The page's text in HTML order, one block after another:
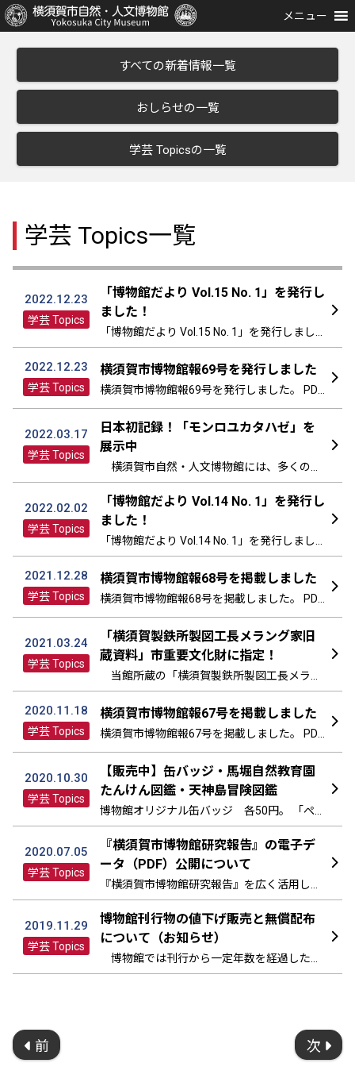
メニュー
すべての新着情報一覧
おしらせの一覧
学芸 Topicsの一覧
学芸 Topics一覧
2022.12.23
学芸 Topics
「博物館だより Vol.15 No. 1」を発行し
ました！
「博物館だより Vol.15 No. 1」を発行しまし
た。 PDFファイルがダウンロードできます。
博物館だより Vol.15 No. 1（PDF，800KB） バ
ックナンバーはコチラ
2022.12.23
学芸 Topics
横須賀市博物館報69号を発行しました
横須賀市博物館報69号を発行しました。 PDF
ファイル（10MB）をコチラからダウンロー
ドできます。
2022.03.17
学芸 Topics
日本初記録！「モンロユカタハゼ」を
展示中
横須賀市自然・人文博物館には、多くの標
本が大切に収蔵されています。 その中の一
つである、当館学芸員らが奄美大島で 1999
年に採集したハゼが鹿児島大学との共同研究
録として「モン […]
2022.02.02
学芸 Topics
「博物館だより Vol.14 No. 1」を発行し
ました！
「博物館だより Vol.14 No. 1」を発行しまし
た。 PDFファイルがダウンロードできます。
博物館だより Vol.14 No. 1（PDF，829KB） バ
ックナンバーはコチラ
2021.12.28
学芸 Topics
横須賀市博物館報68号を掲載しました
横須賀市博物館報68号を掲載しました。 PDF
ファイル（5MB）をダウンロードできます。
2021.03.24
学芸 Topics
「横須賀製鉄所製図工長メラング家旧
蔵資料」市重要文化財に指定！
当館所蔵の「横須賀製鉄所製図工長メラン
グ家旧蔵資料」が、本年３月17日に市指定重
要文化財になりました。 これを記念して、
市指定重要文化財「横須賀製鉄所製図工長メ
ラング家旧蔵資料」に含まれる全ての古写真
を大画面映像で一 […]
2020.11.18
学芸 Topics
横須賀市博物館報67号を掲載しました
横須賀市博物館報67号を掲載しました。 PDF
ファイル（4.5MB）をダウンロードできま
す。
2020.10.30
学芸 Topics
【販売中】缶バッジ・馬堀自然教育園
たんけん図鑑・天神島冒険図鑑
博物館オリジナル缶バッジ 各50円。 「ぺる
り」は10月31日（土）より販売の新作です！
「馬堀自然教育園たんけん図鑑」 50円。
A2版両面カラー。 博物館本館と馬堀自然教
育園で […]
2020.07.05
学芸 Topics
『横須賀市博物館研究報告』の電子デ
ータ（PDF）公開について
『横須賀市博物館研究報告』を広く活用して
いただくため、当館ホームページで電子デー
タ（PDF）を順次公開することとしました。
ただし、ホームページ上での公開が適切でな
いと判断される論題や図表、写真等がある場
合は、非公開とする […]
2019.11.29
学芸 Topics
博物館刊行物の値下げ販売と無償配布
について（お知らせ）
博物館では刊行から一定年数を経過した刊
行物などの一部について、皆さまにご購入い
前 次